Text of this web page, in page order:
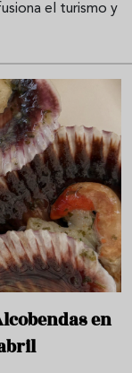
el turismo y
en